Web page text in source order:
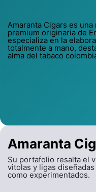
Amaranta
Su portafolio resalta el
vitolas y ligas
como experimentados.
Amaranta Cigars es
premium originaria de
especializa en la
totalmente a mano,
alma del tabaco